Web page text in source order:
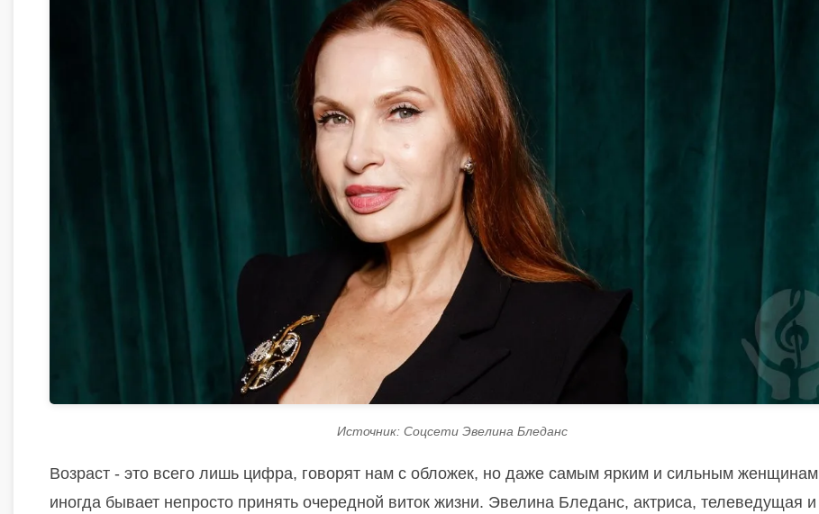
Источник: Соцсети Эвелина Бледанс
Возраст - это всего лишь цифра, говорят нам с обложек, но даже самым ярким и сильным женщинам
иногда бывает непросто принять очередной виток жизни. Эвелина Бледанс, актриса, телеведущая и